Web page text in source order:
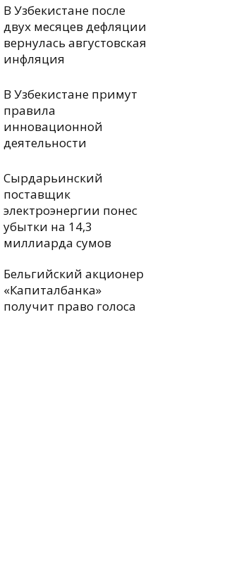
В Узбекистане после
двух месяцев дефляции
вернулась августовская
инфляция
В Узбекистане примут
правила
инновационной
деятельности
Сырдарьинский
поставщик
электроэнергии понес
убытки на 14,3
миллиарда сумов
Бельгийский акционер
«Капиталбанка»
получит право голоса